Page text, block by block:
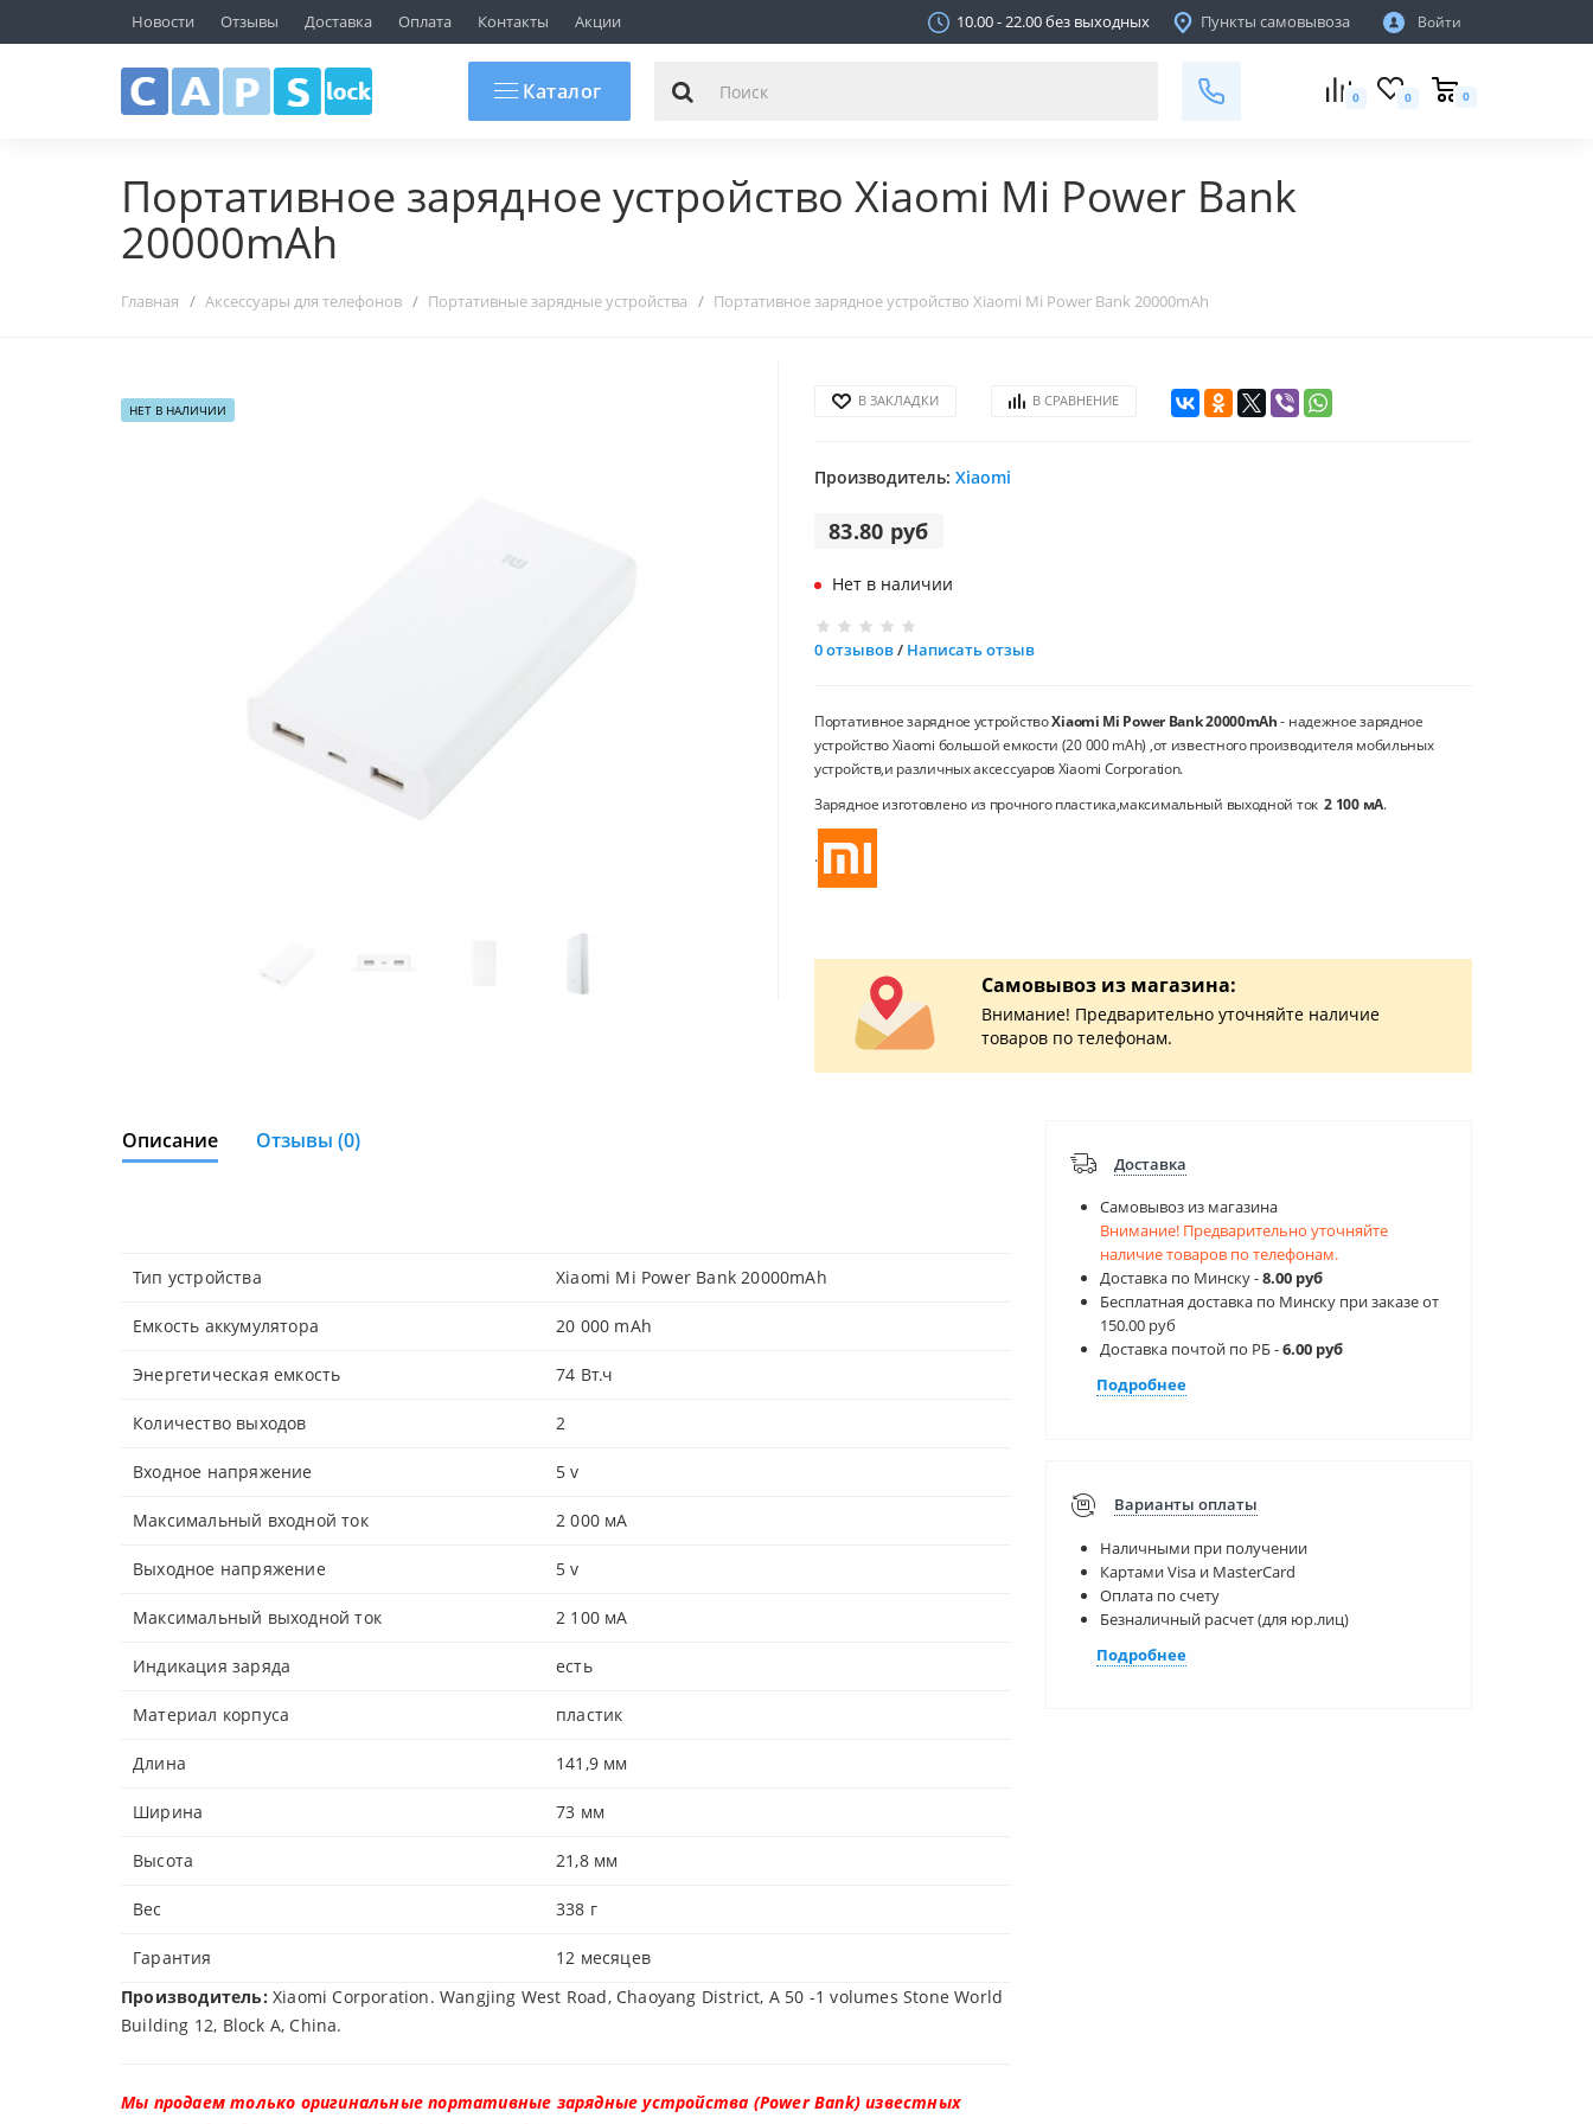
Новости Отзывы Доставка Оплата Контакты Акции 10.00 - 22.00 без выходных Пункты самовывоза Войти
Каталог 0 0 0
г.Минск, ул.Уманская 54
ТЦ "ПОДЗЕМНЫЙ ГОРОД", Пав. 138
г.Минск,пр-т. Партизанский 81Е
Портативное зарядное устройство Xiaomi Mi Power Bank
20000mAh
Главная Аксессуары для телефонов Портативные зарядные устройства Портативное зарядное устройство Xiaomi Mi Power Bank 20000mAh
НЕТ В НАЛИЧИИ
В ЗАКЛАДКИ В СРАВНЕНИЕ
Производитель: Xiaomi
83.80 руб
Нет в наличии
0 отзывов/ Написать отзыв
Портативное зарядное устройствоXiaomi Mi Power Bank 20000mAh- надежное зарядное
устройство Xiaomi большой емкости (20 000 mAh) ,от известного производителя мобильных
устройств,и различных аксессуаров Xiaomi Corporation.
Зарядное изготовлено из прочного пластика,максимальный выходной ток2 100 мА.
.
Самовывоз из магазина:
Внимание! Предварительно уточняйте наличие
товаров по телефонам.
Описание Отзывы (0)
Тип устройства Xiaomi Mi Power Bank 20000mAh
Емкость аккумулятора 20 000 mAh
Энергетическая емкость 74 Вт.ч
Количество выходов 2
Входное напряжение 5 v
Максимальный входной ток 2 000 мА
Выходное напряжение 5 v
Максимальный выходной ток 2 100 мА
Индикация заряда есть
Материал корпуса пластик
Длина 141,9 мм
Ширина 73 мм
Высота 21,8 мм
Вес 338 г
Гарантия
12 месяцев
Производитель: Xiaomi Corporation. Wangjing West Road, Chaoyang District, A 50 -1 volumes Stone World
Building 12, Block A, China.
Мы продаем только оригинальные портативные зарядные устройства (Power Bank) известных
Доставка
Самовывоз из магазина
Внимание! Предварительно уточняйте
наличие товаров по телефонам.
Доставка по Минску -8.00 руб
Бесплатная доставка по Минску при заказе от
150.00 руб
Доставка почтой по РБ -6.00 руб
Подробнее
Варианты оплаты
Наличными при получении
Картами Visa и MasterCard
Оплата по счету
Безналичный расчет (для юр.лиц)
Подробнее